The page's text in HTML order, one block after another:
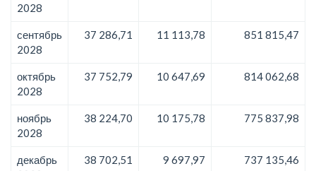
2028
сентябрь
2028
37 286,71 11 113,78 851 815,47
октябрь
2028
37 752,79 10 647,69 814 062,68
ноябрь
2028
38 224,70 10 175,78 775 837,98
декабрь
38 702,51 9 697,97 737 135,46